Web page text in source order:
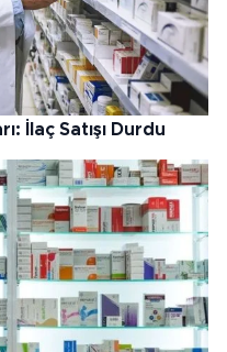
İlaç Satışı Durdu